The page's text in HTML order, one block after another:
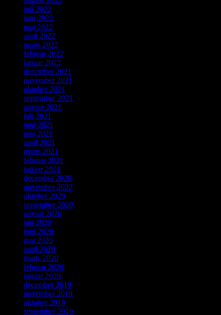
juli 2022
juni 2022
maj 2022
april 2022
marts 2022
februar 2022
januar 2022
december 2021
november 2021
oktober 2021
september 2021
august 2021
juli 2021
juni 2021
maj 2021
april 2021
marts 2021
februar 2021
januar 2021
december 2020
november 2020
oktober 2020
september 2020
august 2020
juli 2020
juni 2020
maj 2020
april 2020
marts 2020
februar 2020
januar 2020
december 2019
november 2019
oktober 2019
september 2019